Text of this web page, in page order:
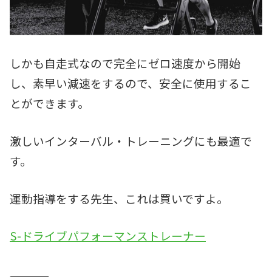
しかも自走式なので完全にゼロ速度から開始
し、素早い減速をするので、安全に使用するこ
とができます。
激しいインターバル・トレーニングにも最適で
す。
運動指導をする先生、これは買いですよ。
S-ドライブパフォーマンストレーナー